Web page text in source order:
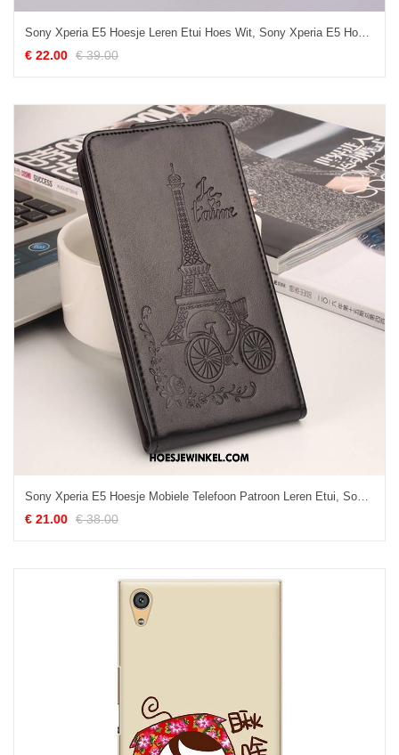
Sony Xperia E5 Hoesje Leren Etui Hoes Wit, Sony Xperia E5 Hoesje Mobiele Telefoon
€ 22.00 € 39.00
Sony Xperia E5 Hoesje Mobiele Telefoon Patroon Leren Etui, Sony Xperia E5 Hoesje Anti-fall Wind
€ 21.00 € 38.00